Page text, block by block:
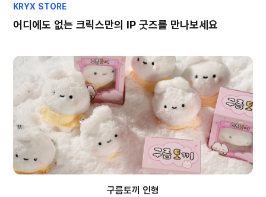
KRYX STORE
어디에도 없는 크릭스만의 IP 굿즈를 만나보세요
구름토끼 인형